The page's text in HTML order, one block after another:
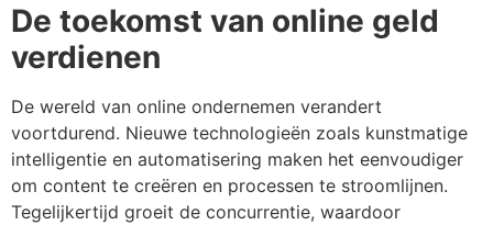
De toekomst van online geld
verdienen
De wereld van online ondernemen verandert
voortdurend. Nieuwe technologieën zoals kunstmatige
intelligentie en automatisering maken het eenvoudiger
om content te creëren en processen te stroomlijnen.
Tegelijkertijd groeit de concurrentie, waardoor